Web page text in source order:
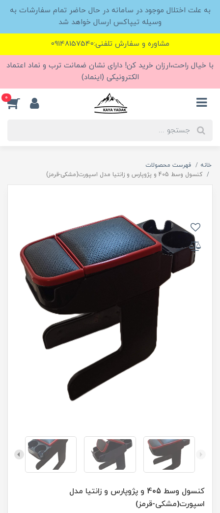
به علت اختلال موجود در سامانه در حال حاضر تمام سفارشات به
وسیله تیپاکس ارسال خواهد شد
مشاوره و سفارش تلفنی:09148157540
با خیال راحت،ارزان خرید کن! دارای نشان ضمانت ترب و نماد اعتماد
الکترونیکی (اینماد)
0
خانه
فهرست محصولات
کنسول وسط 405 و پژوپارس و زانتیا مدل اسپورت(مشکی-قرمز)
کنسول وسط 405 و پژوپارس و زانتیا مدل
اسپورت(مشکی-قرمز)